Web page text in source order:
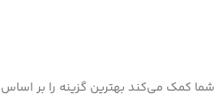
کمک می‌کند بهترین گزینه را بر اساس